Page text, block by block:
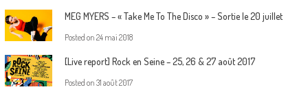
MEG MYERS – « Take Me To The Disco » – Sortie le 20 juillet
Posted on 24 mai 2018
[Live report] Rock en Seine – 25, 26 & 27 août 2017
Posted on 31 août 2017